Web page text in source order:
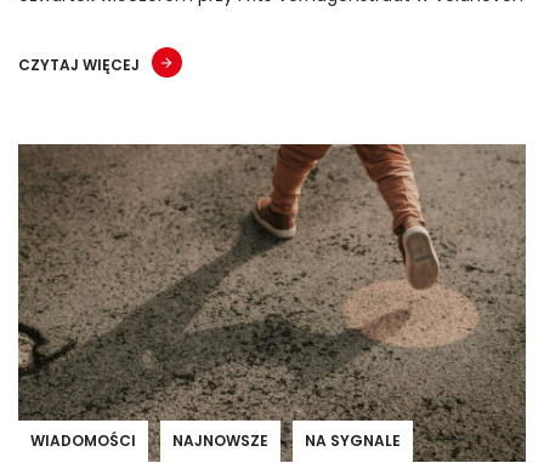
CZYTAJ WIĘCEJ
WIADOMOŚCI NAJNOWSZE NA SYGNALE